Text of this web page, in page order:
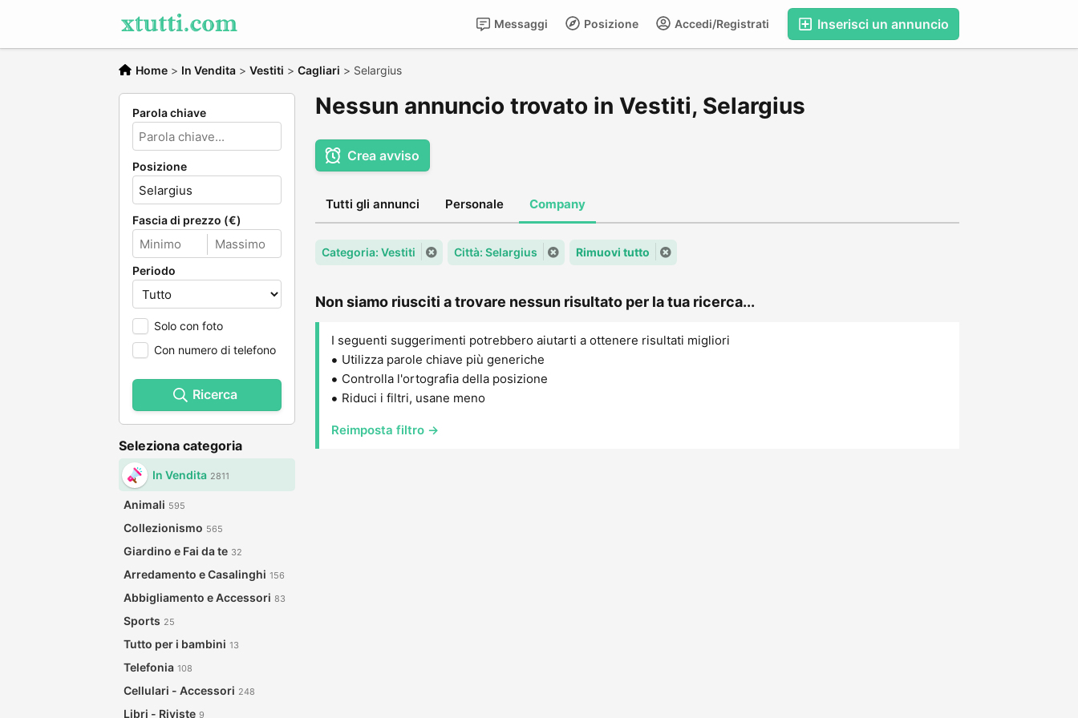
Inserisci un annuncio
Accedi/Registrati
Posizione
Messaggi
Home > In Vendita > Vestiti > Cagliari > Selargius
Parola chiave
Posizione
Fascia di prezzo (€)
Periodo
Solo con foto
Con numero di telefono
Ricerca
Seleziona categoria
In Vendita 2811
Animali 595
Collezionismo 565
Giardino e Fai da te 32
Arredamento e Casalinghi 156
Abbigliamento e Accessori 83
Sports 25
Tutto per i bambini 13
Telefonia 108
Cellulari - Accessori 248
Libri - Riviste 9
Nessun annuncio trovato in Vestiti, Selargius
Crea avviso
Tutti gli annunci Personale Company
Categoria: Vestiti Città: Selargius Rimuovi tutto
Non siamo riusciti a trovare nessun risultato per la tua ricerca...
I seguenti suggerimenti potrebbero aiutarti a ottenere risultati migliori
Utilizza parole chiave più generiche
Controlla l'ortografia della posizione
Riduci i filtri, usane meno
Reimposta filtro →